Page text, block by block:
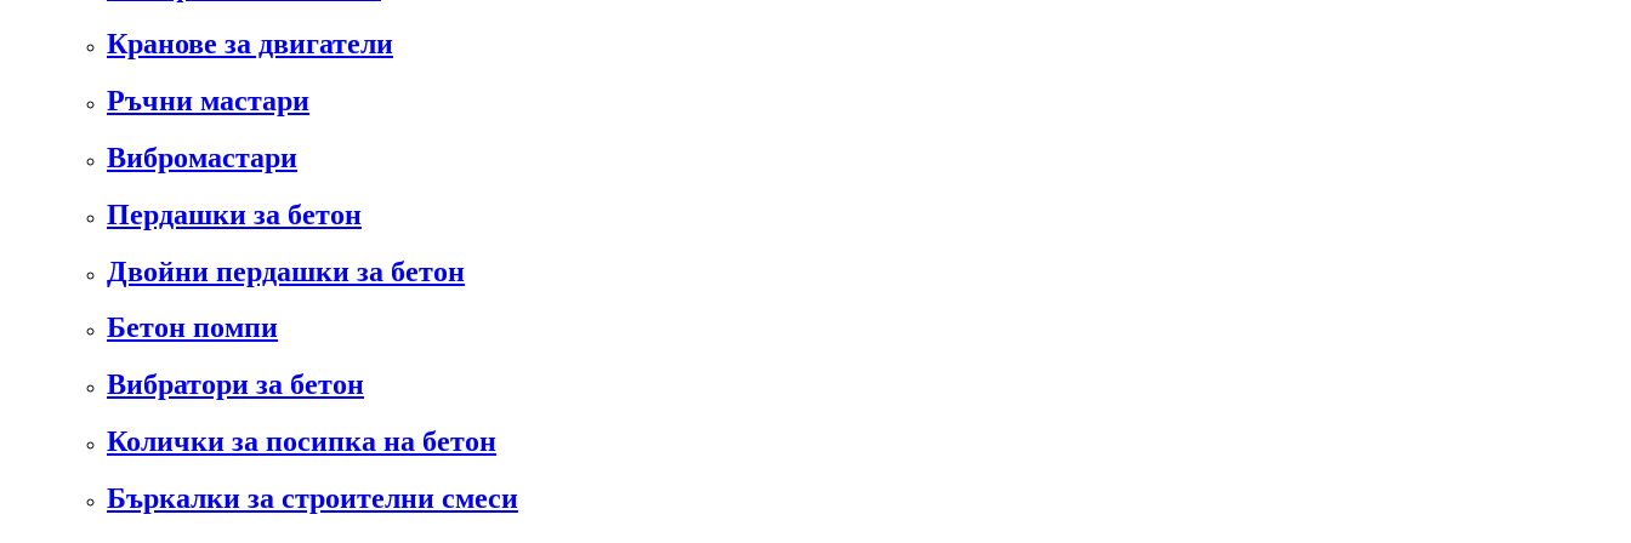
Кранове за двигатели
Ръчни мастари
Вибромастари
Пердашки за бетон
Двойни пердашки за бетон
Бетон помпи
Вибратори за бетон
Колички за посипка на бетон
Бъркалки за строителни смеси